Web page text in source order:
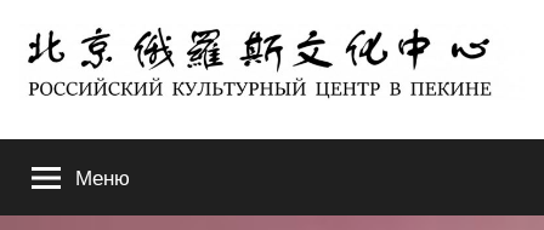
содержимому
北
京
ЦЕНТР
В
Меню